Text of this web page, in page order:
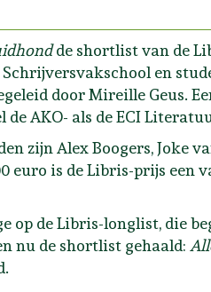
de shortlist van de
en
door Mireille Geus.
de AKO- als de ECI
zijn Alex Boogers, Joke
euro is de Libris-prijs een
op de Libris-longlist, die
nu de shortlist gehaald: